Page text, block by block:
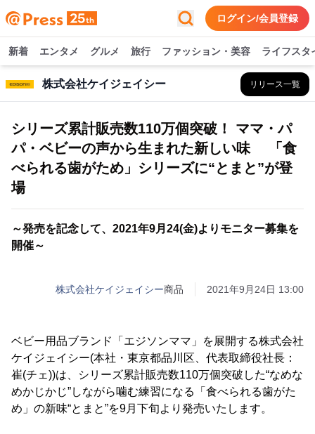
ログイン/会員登録
新着 エンタメ グルメ 旅行 ファッション・美容 ライフスタ
株式会社ケイジェイシー リリース一覧
シリーズ累計販売数110万個突破！ ママ・パ
パ・ベビーの声から生まれた新しい味 「食
べられる歯がため」シリーズに“とまと”が登
場
～発売を記念して、2021年9月24(金)よりモニター募集を
開催～
株式会社ケイジェイシー商品 2021年9月24日 13:00
ベビー用品ブランド「エジソンママ」を展開する株式会社
ケイジェイシー(本社・東京都品川区、代表取締役社長：
崔(チェ))は、シリーズ累計販売数110万個突破した“なめな
めかじかじ”しながら噛む練習になる「食べられる歯がた
め」の新味“とまと”を9月下旬より発売いたします。